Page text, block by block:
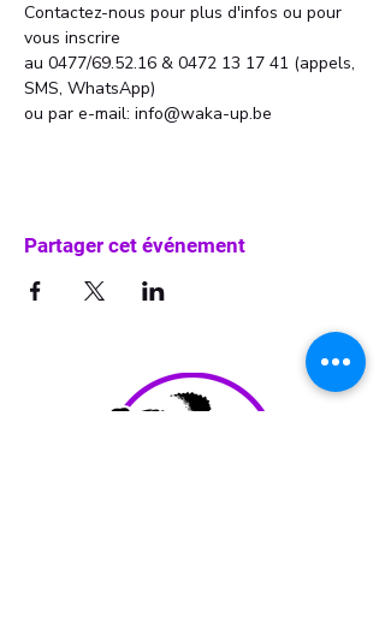
Contactez-nous pour plus d'infos ou pour
vous inscrire
au 0477/69.52.16 & 0472 13 17 41 (appels,
SMS, WhatsApp)
ou par e-mail: info@waka-up.be
Partager cet événement